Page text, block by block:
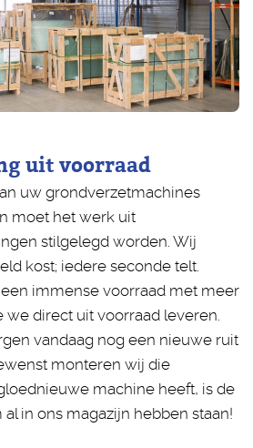
uit voorraad
uw grondverzetmachines
moet het werk uit
stilgelegd worden. Wij
kost; iedere seconde telt.
immense voorraad met meer
we direct uit voorraad leveren.
vandaag nog een nieuwe ruit
monteren wij die
machine heeft, is de
al in ons magazijn hebben staan!